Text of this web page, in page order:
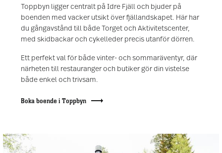
Toppbyn ligger centralt på Idre Fjäll och bjuder på
boenden med vacker utsikt över fjällandskapet. Här har
du gångavstånd till både Torget och Aktivitetscenter,
med skidbackar och cykelleder precis utanför dörren.
Ett perfekt val för både vinter- och sommaräventyr, där
närheten till restauranger och butiker gör din vistelse
både enkel och trivsam.
Boka boende i Toppbyn